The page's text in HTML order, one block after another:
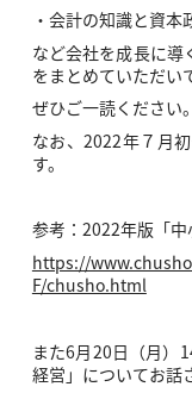
・会計の知識と資本
など会社を成長に導
をまとめていただい
ぜひご一読ください。
なお、2022年７月
す。
参考：2022年版「中
https://
F/chusho.html
また6月20日（月）
経営」についてお話